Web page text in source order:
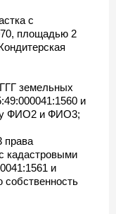
с
площадью 2
земельных
и
ФИО2 и ФИО3;
права
кадастровыми
и
собственность